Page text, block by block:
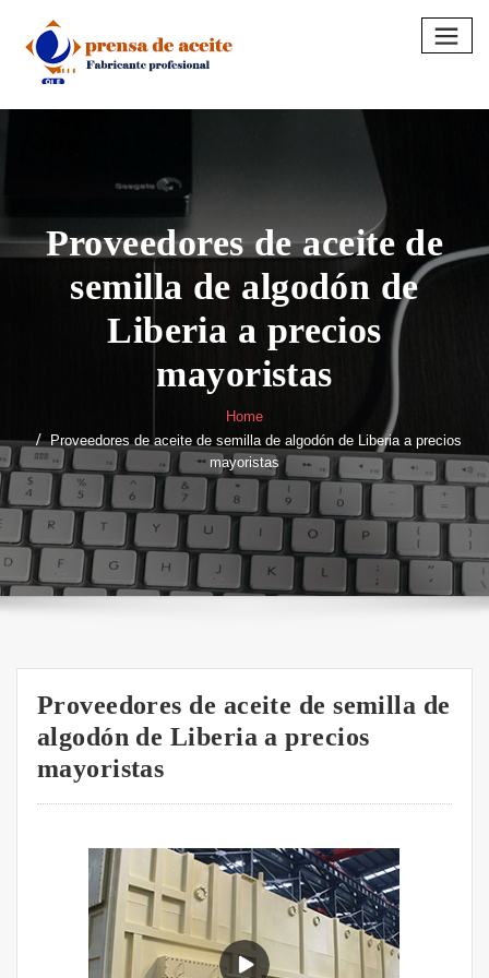
content
Proveedores de aceite de
semilla de algodón de
Liberia a precios
mayoristas
Home
Proveedores de aceite de semilla de algodón de Liberia a precios
mayoristas
Proveedores de aceite de semilla de
algodón de Liberia a precios
mayoristas